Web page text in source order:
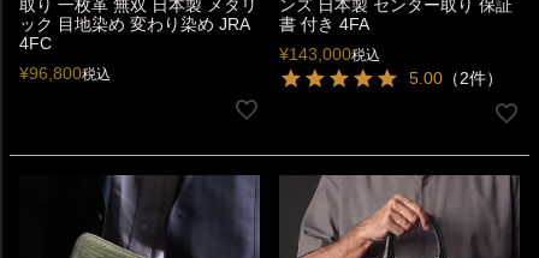
取り 一枚革 無双 日本製 メタリ
ック 目地染め 変わり染め JRA
4FC
¥96,800税込
ンズ 日本製 センター取り 保証
書 付き 4FA
¥143,000税込
5.00 （2件）